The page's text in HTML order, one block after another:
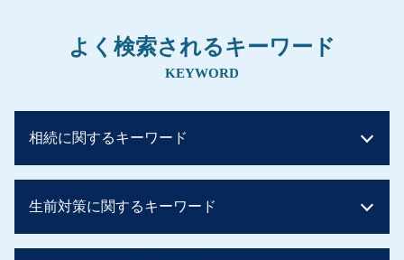
よく検索されるキーワード
KEYWORD
相続に関するキーワード
相続税 控除
相続税 申告不要
生前対策に関するキーワード